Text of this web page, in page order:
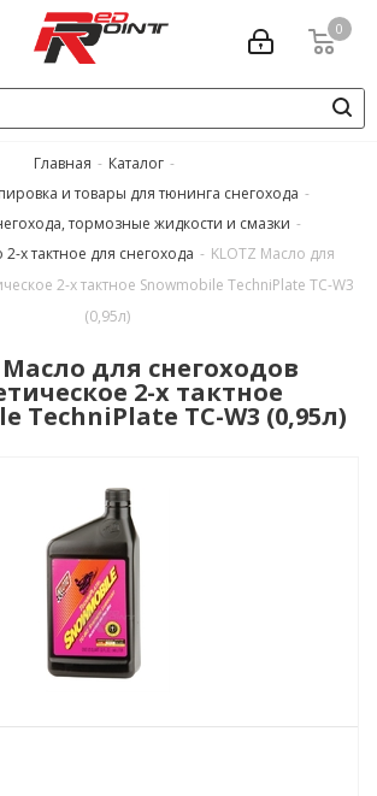
0
Главная - Каталог -
и товары для тюнинга снегохода -
тормозные жидкости и смазки -
х тактное для снегохода - KLOTZ Масло для
2-х тактное Snowmobile TechniPlate TC-W3
(0,95л)
Масло для cнегоходов
2-х тактное
TechniPlate TC-W3 (0,95л)